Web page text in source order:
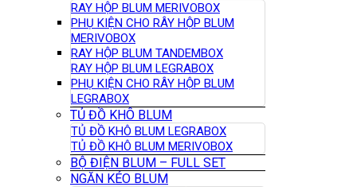
RAY HỘP BLUM MERIVOBOX
PHỤ KIỆN CHO RÂY HỘP BLUM
MERIVOBOX
RAY HỘP BLUM TANDEMBOX
RAY HỘP BLUM LEGRABOX
PHỤ KIỆN CHO RÂY HỘP BLUM
LEGRABOX
TỦ ĐỒ KHÔ BLUM
TỦ ĐỒ KHÔ BLUM LEGRABOX
TỦ ĐỒ KHÔ BLUM MERIVOBOX
BỘ ĐIỆN BLUM – FULL SET
NGĂN KÉO BLUM